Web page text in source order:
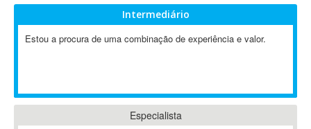
Ableton
Ableton Live
Abstract Window Toolkit (AWT)
Intermediário
Estou a procura de uma combinação de experiência e valor.
Especialista